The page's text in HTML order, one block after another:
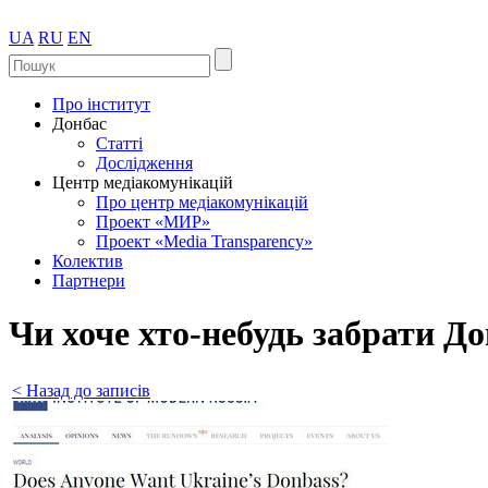
UA RU EN
Про інститут
Донбас
Статті
Дослідження
Центр медіакомунікацій
Про центр медіакомунікацій
Проект «МИР»
Проект «Media Transparency»
Колектив
Партнери
Чи хоче хто-небудь забрати
< Назад до записів